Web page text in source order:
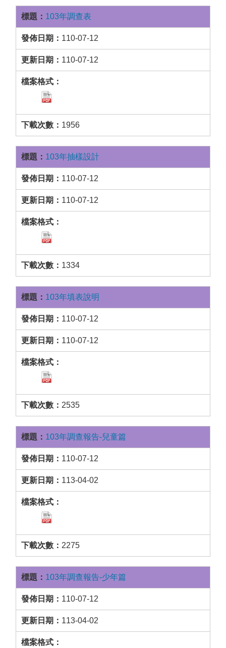
103年調查表
110-07-12
110-07-12
1956
103年抽樣設計
110-07-12
110-07-12
1334
103年填表說明
110-07-12
110-07-12
2535
103年調查報告-兒童篇
110-07-12
113-04-02
2275
103年調查報告-少年篇
110-07-12
113-04-02